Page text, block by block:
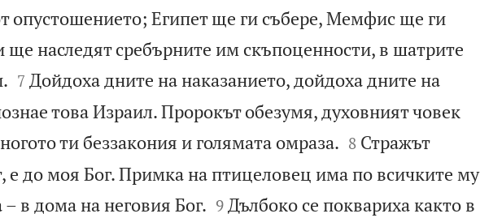
опустошението; Египет ще ги събере, Мемфис ще ги
ще наследят сребърните им скъпоценности, в шатрите

7 Дойдоха дните на наказанието, дойдоха дните на
това Израил. Пророкът обезумя, духовният човек
ти беззакония и голямата омраза.
8 Стражът
е до моя Бог. Примка на птицеловец има по всичките му
в дома на неговия Бог.
9 Дълбоко се поквариха както в